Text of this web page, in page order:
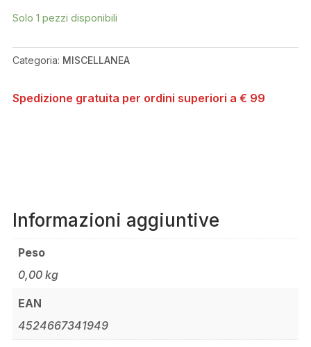
SL-
CON
INDICATORE
Solo 1 pezzi disponibili
Categoria: MISCELLANEA
Spedizione gratuita per ordini superiori a € 99
Informazioni aggiuntive
Peso
0,00 kg
EAN
4524667341949